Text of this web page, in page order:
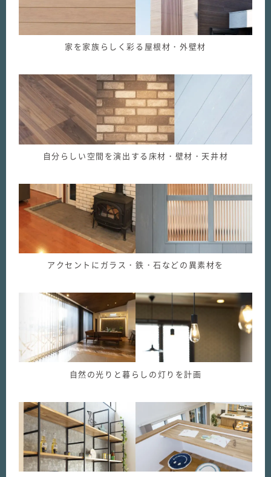
家を家族らしく彩る屋根材・外壁材
自分らしい空間を演出する床材・壁材・天井材
アクセントにガラス・鉄・石などの異素材を
自然の光りと暮らしの灯りを計画